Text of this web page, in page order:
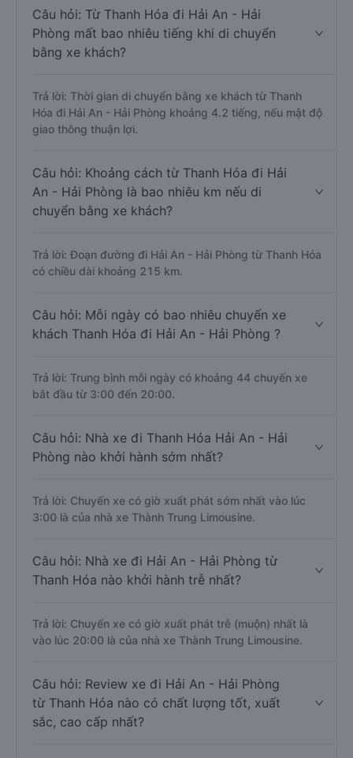
Câu hỏi: Từ Thanh Hóa đi Hải An - Hải
Phòng mất bao nhiêu tiếng khi di chuyển
bằng xe khách?
Trả lời: Thời gian di chuyển bằng xe khách từ Thanh
Hóa đi Hải An - Hải Phòng khoảng 4.2 tiếng, nếu mật độ
giao thông thuận lợi.
Câu hỏi: Khoảng cách từ Thanh Hóa đi Hải
An - Hải Phòng là bao nhiêu km nếu di
chuyển bằng xe khách?
Trả lời: Đoạn đường đi Hải An - Hải Phòng từ Thanh Hóa
có chiều dài khoảng 215 km.
Câu hỏi: Mỗi ngày có bao nhiêu chuyến xe
khách Thanh Hóa đi Hải An - Hải Phòng ?
Trả lời: Trung bình mỗi ngày có khoảng 44 chuyến xe
bắt đầu từ 3:00 đến 20:00.
Câu hỏi: Nhà xe đi Thanh Hóa Hải An - Hải
Phòng nào khởi hành sớm nhất?
Trả lời: Chuyến xe có giờ xuất phát sớm nhất vào lúc
3:00 là của nhà xe Thành Trung Limousine.
Câu hỏi: Nhà xe đi Hải An - Hải Phòng từ
Thanh Hóa nào khởi hành trễ nhất?
Trả lời: Chuyến xe có giờ xuất phát trễ (muộn) nhất là
vào lúc 20:00 là của nhà xe Thành Trung Limousine.
Câu hỏi: Review xe đi Hải An - Hải Phòng
từ Thanh Hóa nào có chất lượng tốt, xuất
sắc, cao cấp nhất?